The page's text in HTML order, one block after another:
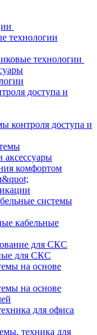
технологии
технологии
доступа и
контроля доступа и
аксессуары
комфортом
системы
кабельные
для СКС
для СКС
на основе
на основе
для офиса
техника для